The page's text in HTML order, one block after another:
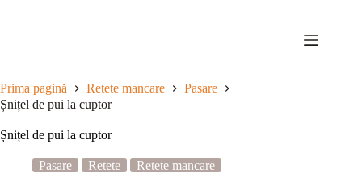
Prima pagină Retete mancare
Pasare
Șnițel de pui la cuptor
Șnițel de pui la cuptor
Pasare Retete Retete mancare